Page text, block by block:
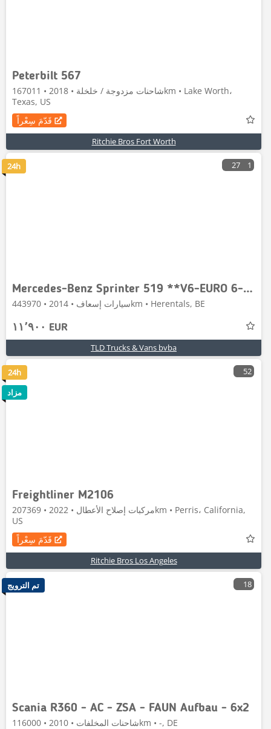
Peterbilt 567
شاحنات مزدوجة / خلخلة • 2018 • 167011km • Lake Worth،
Texas, US
قَدّمَ سِعْراً
Ritchie Bros Fort Worth
27 1
Mercedes-Benz Sprinter 519 **V6-EURO 6-BELGIAN ORIGINE**
سيارات إسعاف • 2014 • 443970km • Herentals, BE
١١٬٩٠٠ EUR
TLD Trucks & Vans bvba
24h
52
Freightliner M2106
مركبات إصلاح الأعطال • 2022 • 207369km • Perris، California,
US
قَدّمَ سِعْراً
Ritchie Bros Los Angeles
24h
مزاد
18
Scania R360 - AC - ZSA - FAUN Aufbau - 6x2
شاحنات المخلفات • 2010 • 116000km • -, DE
تم الترويج